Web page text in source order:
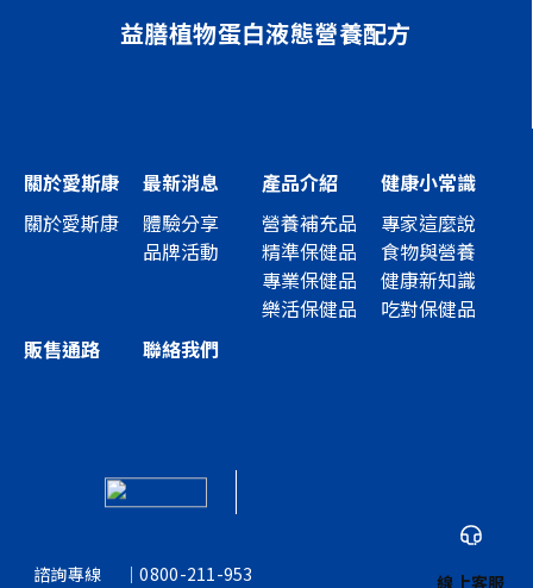
線上客服
益膳植物蛋白液態營養配方
關於愛斯康
關於愛斯康
最新消息
體驗分享
品牌活動
產品介紹
營養補充品
精準保健品
專業保健品
樂活保健品
健康小常識
專家這麼說
食物與營養
健康新知識
吃對保健品
販售通路
聯絡我們
諮詢專線 ｜0800-211-953